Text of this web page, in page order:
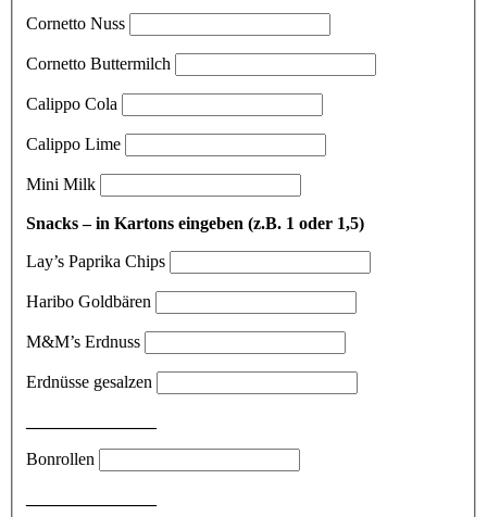
Cornetto Nuss
Cornetto Buttermilch
Calippo Cola
Calippo Lime
Mini Milk
Snacks – in Kartons eingeben (z.B. 1 oder 1,5)
Lay’s Paprika Chips
Haribo Goldbären
M&M’s Erdnuss
Erdnüsse gesalzen
Bonrollen